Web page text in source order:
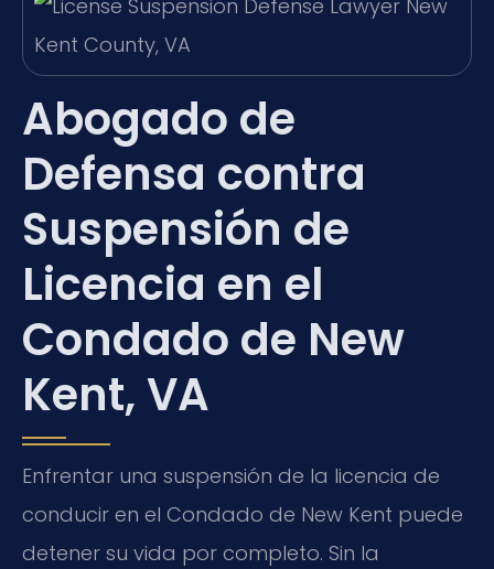
Abogado de
Defensa contra
Suspensión de
Licencia en el
Condado de New
Kent, VA
Enfrentar una suspensión de la licencia de
conducir en el Condado de New Kent puede
detener su vida por completo. Sin la